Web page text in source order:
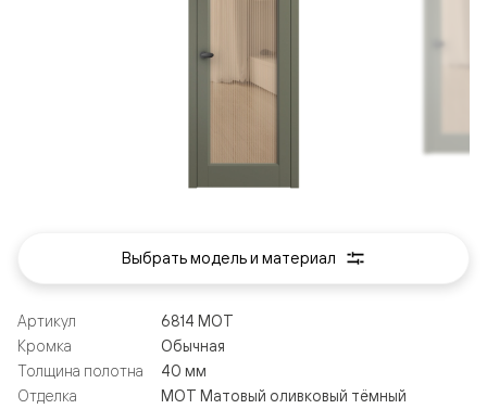
Артикул
6814 МОТ
Кромка
Обычная
Толщина полотна
40 мм
Отделка
МОТ Матовый оливковый тёмный
Выбрать модель и материал